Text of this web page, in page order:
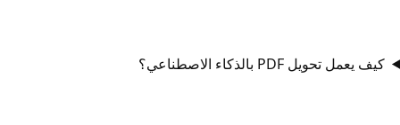
كيف يعمل تحويل PDF بالذكاء الاصطناعي؟